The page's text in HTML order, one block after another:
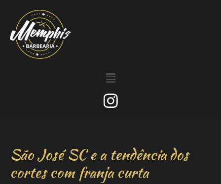
São José SC e a tendência dos
cortes com franja curta